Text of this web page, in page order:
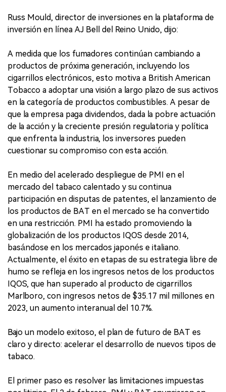
Russ Mould, director de inversiones en la plataforma de
inversión en línea AJ Bell del Reino Unido, dijo:
A medida que los fumadores continúan cambiando a
productos de próxima generación, incluyendo los
cigarrillos electrónicos, esto motiva a British American
Tobacco a adoptar una visión a largo plazo de sus activos
en la categoría de productos combustibles. A pesar de
que la empresa paga dividendos, dada la pobre actuación
de la acción y la creciente presión regulatoria y política
que enfrenta la industria, los inversores pueden
cuestionar su compromiso con esta acción.
En medio del acelerado despliegue de PMI en el
mercado del tabaco calentado y su continua
participación en disputas de patentes, el lanzamiento de
los productos de BAT en el mercado se ha convertido
en una restricción. PMI ha estado promoviendo la
globalización de los productos IQOS desde 2014,
basándose en los mercados japonés e italiano.
Actualmente, el éxito en etapas de su estrategia libre de
humo se refleja en los ingresos netos de los productos
IQOS, que han superado al producto de cigarrillos
Marlboro, con ingresos netos de $35.17 mil millones en
2023, un aumento interanual del 10.7%.
Bajo un modelo exitoso, el plan de futuro de BAT es
claro y directo: acelerar el desarrollo de nuevos tipos de
tabaco.
El primer paso es resolver las limitaciones impuestas